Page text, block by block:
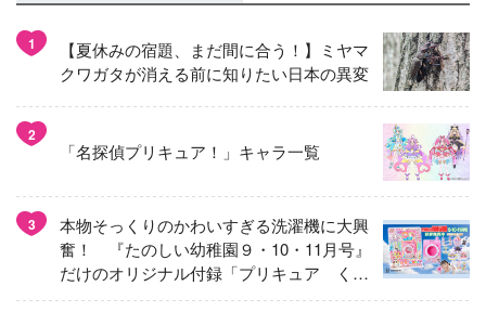
1
【夏休みの宿題、まだ間に合う！】ミヤマ
クワガタが消える前に知りたい日本の異変
2
「名探偵プリキュア！」キャラ一覧
3
本物そっくりのかわいすぎる洗濯機に大興
奮！ 『たのしい幼稚園９・10・11月号』
だけのオリジナル付録「プリキュア くる
くるせんたくき」